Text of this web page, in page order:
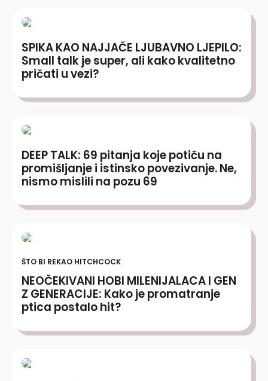
SPIKA KAO NAJJAČE LJUBAVNO LJEPILO:
Small talk je super, ali kako kvalitetno
pričati u vezi?
DEEP TALK: 69 pitanja koje potiču na
promišljanje i istinsko povezivanje. Ne,
nismo mislili na pozu 69
ŠTO BI REKAO HITCHCOCK
NEOČEKIVANI HOBI MILENIJALACA I GEN
Z GENERACIJE: Kako je promatranje
ptica postalo hit?